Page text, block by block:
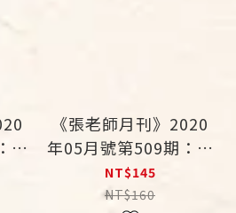
罹
《張老師月刊》2020
年05月號第509期：面
對社會創傷 ACT助你
不再無力
NT$145
NT$160